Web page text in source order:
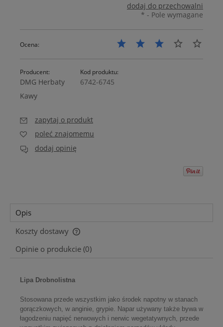
dodaj do przechowalni
* - Pole wymagane
Ocena:
Producent:
DMG Herbaty
Kawy
Kod produktu:
6742-6745
zapytaj o produkt
poleć znajomemu
dodaj opinię
Opis
Koszty dostawy
Cena nie zawiera ewentualnych kosztów płatności
Opinie o produkcie (0)
Lipa Drobnolistna
Stosowana przede wszystkim jako środek napotny w stanach
gorączkowych, w anginie, grypie. Napar używany także bywa w
łagodzeniu napięć nerwowych i nerwic wegetatywnych, przede